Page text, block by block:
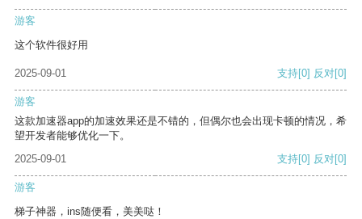
游客
这个软件很好用
2025-09-01 支持[0] 反对[0]
游客
这款加速器app的加速效果还是不错的，但偶尔也会出现卡顿的情况，希
望开发者能够优化一下。
2025-09-01
支持[0] 反对[0]
游客
梯子神器，ins随便看，美美哒！